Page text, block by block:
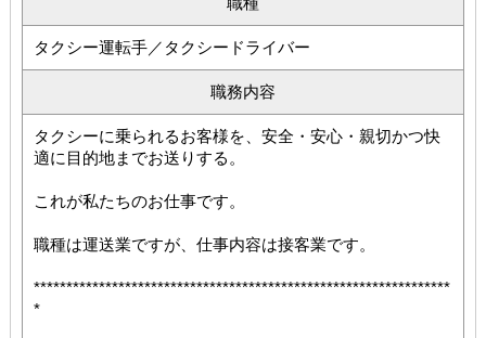
タクシー運転手／タクシードライバー
職務内容
タクシーに乗られるお客様を、安全・安心・親切かつ快
適に目的地までお送りする。
これが私たちのお仕事です。
職種は運送業ですが、仕事内容は接客業です。
****************************************************************
*